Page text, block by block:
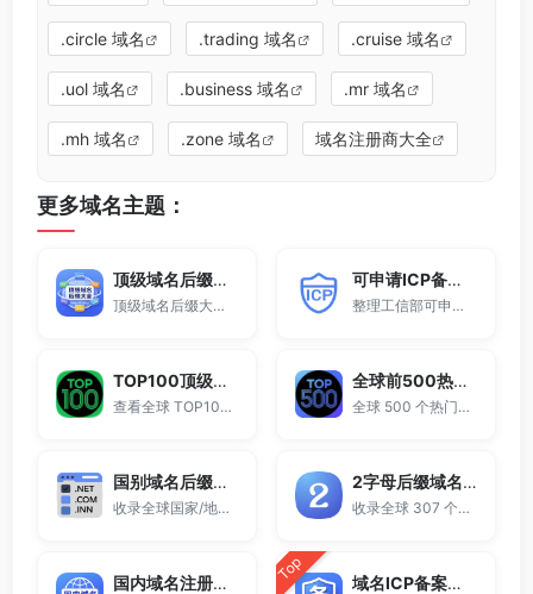
.circle 域名 .trading 域名 .cruise 域名
.uol 域名 .business 域名 .mr 域名
.mh 域名 .zone 域名 域名注册商大全
更多域名主题：
顶级域名后缀大全
顶级域名后缀大全收录全球已开放注册的所有TLD后缀，包括gTLD、ccTLD、品牌域名后缀等。
可申请ICP备案域名后缀大全
整理工信部可申请ICP网站备案的域名后缀大全。
TOP100顶级域名后缀排名榜
查看全球 TOP100 域名后缀。
全球前500热门域名后缀排行
全球 500 个热门域名后缀排名，展示注册量排行、是否可备案、适用范围与用途简介，帮助企业与个人在 2025 年快速选择合适的顶级域名。
国别域名后缀大全
收录全球国家/地区代码顶级域名。
2字母后缀域名大全
收录全球 307 个两字符域名后缀。
国内域名注册商大全 Top 域名ICP备案查询